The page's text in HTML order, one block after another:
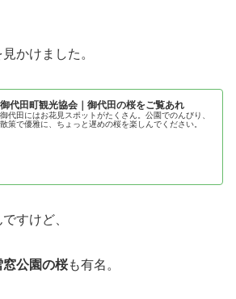
かけました。
御代田町観光協会｜御代田の桜をご覧あれ
御代田にはお花見スポットがたくさん。公園でのんびり、
散策で優雅に、ちょっと遅めの桜を楽しんでください。
すけど、
公園の桜も有名。